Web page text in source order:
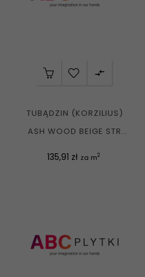

TUBĄDZIN (KORZILIUS)
ASH WOOD BEIGE STR
Cena
135,91 zł za m2